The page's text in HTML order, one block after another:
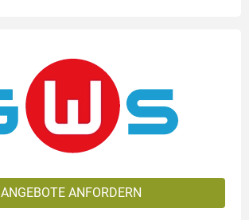
ANGEBOTE ANFORDERN